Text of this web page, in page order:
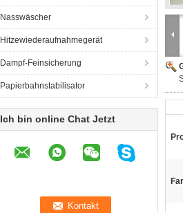
Nasswäscher
Hitzewiederaufnahmegerät
Dampf-Feinsicherung
Papierbahnstabilisator
Ich bin online Chat Jetzt